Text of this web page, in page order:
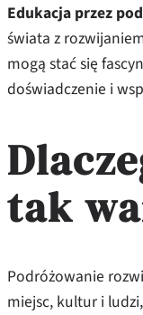
Edukacja przez
świata z
mogą stać się
doświadczenie i
tak
Podróżowanie
miejsc, kultur i